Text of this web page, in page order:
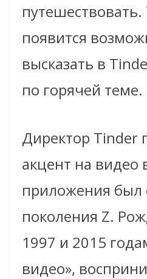
появится
высказать в
по горячей теме.
Директор Tinder
акцент на видео
приложения был
поколения Z.
1997 и 2015
видео»,